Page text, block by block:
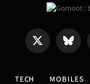
X
Bluesky
TECH MOBILES